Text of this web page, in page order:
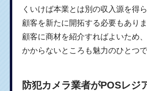
くいけば本業とは別の収入源を得ら
顧客を新たに開拓する必要もあり
顧客に商材を紹介すればよいため
かからないところも魅力のひとつで
防犯カメラ業者がPOSレジ